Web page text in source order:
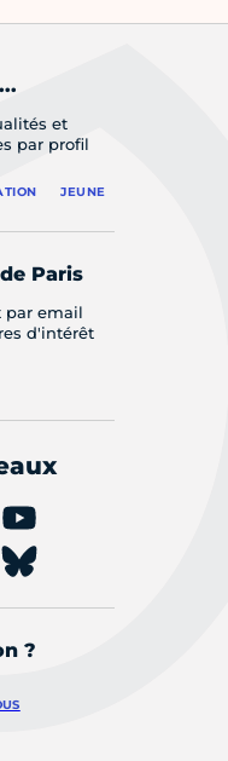
et
par profil
JEUNE
Paris
par email
d'intérêt
?